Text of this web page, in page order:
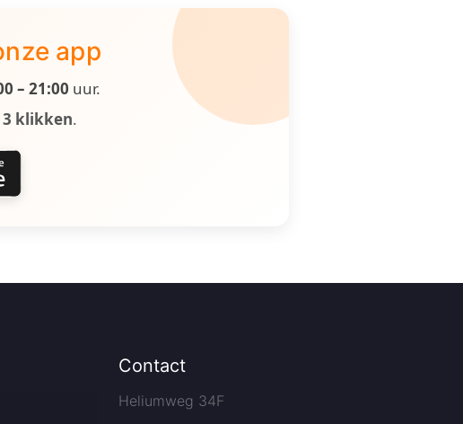
app
– 21:00 uur.
3 klikken.
Contact
Heliumweg 34F